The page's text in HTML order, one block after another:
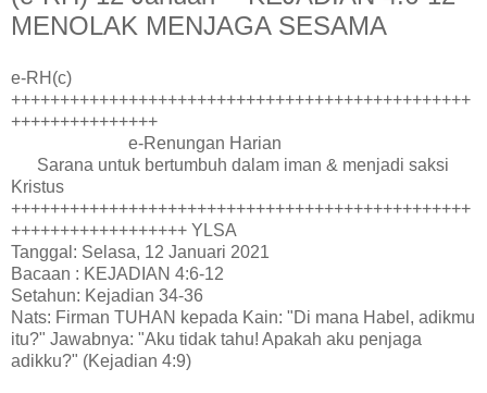
MENOLAK MENJAGA SESAMA
e-RH(c)
+++++++++++++++++++++++++++++++++++++++++++++++
+++++++++++++++
e-Renungan Harian
Sarana untuk bertumbuh dalam iman & menjadi saksi
Kristus
+++++++++++++++++++++++++++++++++++++++++++++++
++++++++++++++++++ YLSA
Tanggal: Selasa, 12 Januari 2021
Bacaan : KEJADIAN 4:6-12
Setahun: Kejadian 34-36
Nats: Firman TUHAN kepada Kain: "Di mana Habel, adikmu
itu?" Jawabnya: "Aku tidak tahu! Apakah aku penjaga
adikku?" (Kejadian 4:9)